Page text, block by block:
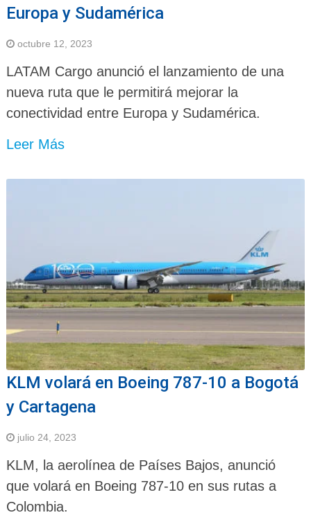
Europa y Sudamérica
octubre 12, 2023
LATAM Cargo anunció el lanzamiento de una
nueva ruta que le permitirá mejorar la
conectividad entre Europa y Sudamérica.
Leer Más
KLM volará en Boeing 787-10 a Bogotá
y Cartagena
julio 24, 2023
KLM, la aerolínea de Países Bajos, anunció
que volará en Boeing 787-10 en sus rutas a
Colombia.